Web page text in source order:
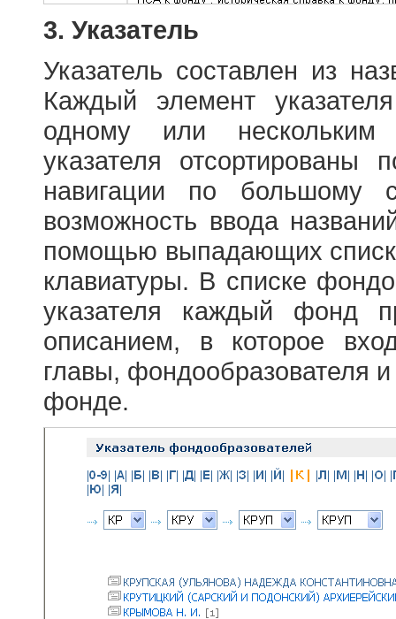
3. Указатель
Указатель составлен из
Каждый элемент
одному или
указателя отсортированы
навигации по большому
возможность ввода
помощью выпадающих
клавиатуры. В списке
указателя каждый фонд
описанием, в которое
главы, фондообразователя
фонде.